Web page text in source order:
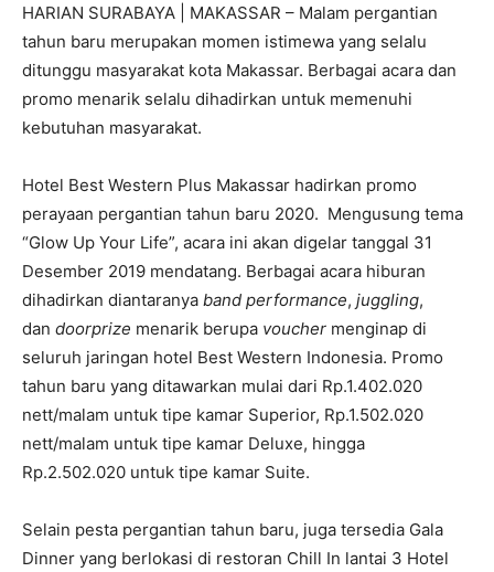
HARIAN SURABAYA | MAKASSAR – Malam pergantian
tahun baru merupakan momen istimewa yang selalu
ditunggu masyarakat kota Makassar. Berbagai acara dan
promo menarik selalu dihadirkan untuk memenuhi
kebutuhan masyarakat.
Hotel Best Western Plus Makassar hadirkan promo
perayaan pergantian tahun baru 2020. Mengusung tema
“Glow Up Your Life”, acara ini akan digelar tanggal 31
Desember 2019 mendatang. Berbagai acara hiburan
dihadirkan diantaranya band performance, juggling,
dan doorprize menarik berupa voucher menginap di
seluruh jaringan hotel Best Western Indonesia. Promo
tahun baru yang ditawarkan mulai dari Rp.1.402.020
nett/malam untuk tipe kamar Superior, Rp.1.502.020
nett/malam untuk tipe kamar Deluxe, hingga
Rp.2.502.020 untuk tipe kamar Suite.
Selain pesta pergantian tahun baru, juga tersedia Gala
Dinner yang berlokasi di restoran Chill In lantai 3 Hotel